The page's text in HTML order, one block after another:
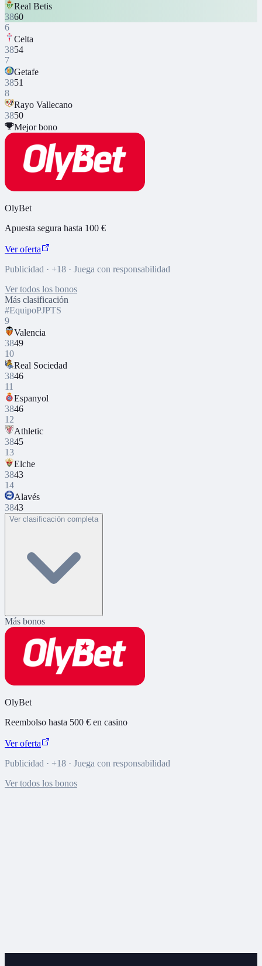
Real Betis
3860
6
Celta
3854
7
Getafe
3851
8
Rayo Vallecano
3850
Mejor bono
OlyBet
Apuesta segura hasta 100 €
Ver oferta
Publicidad · +18 · Juega con responsabilidad
Ver todos los bonos
Más clasificación
#EquipoPJPTS
9
Valencia
3849
10
Real Sociedad
3846
11
Espanyol
3846
12
Athletic
3845
13
Elche
3843
14
Alavés
3843
Ver clasificación completa
Más bonos
OlyBet
Reembolso hasta 500 € en casino
Ver oferta
Publicidad · +18 · Juega con responsabilidad
Ver todos los bonos